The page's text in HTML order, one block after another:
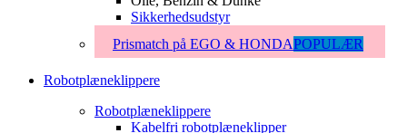
Sikkerhedsudstyr
Prismatch på EGO & HONDAPOPULÆR
Robotplæneklippere
Robotplæneklippere
Kabelfri robotplæneklipper